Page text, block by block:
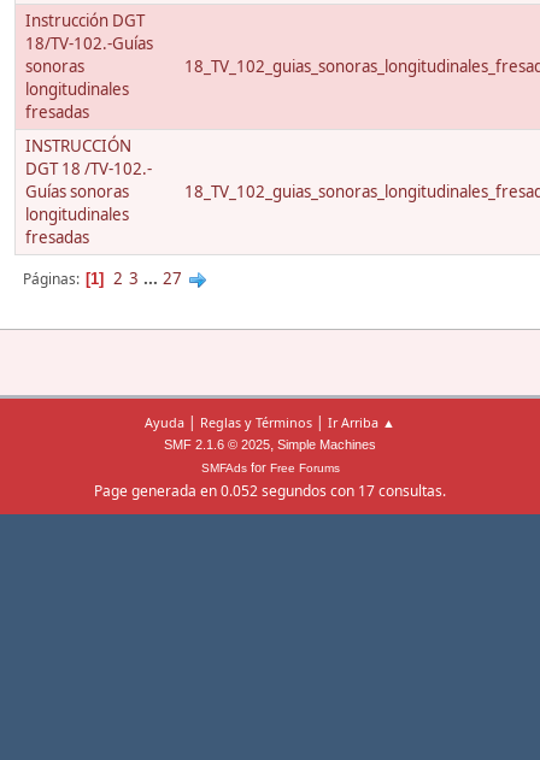
Instrucción DGT
18/TV-102.-Guías
sonoras
longitudinales
fresadas
INSTRUCCIÓN
DGT 18 /TV-102.-
Guías sonoras
longitudinales
fresadas
Páginas 1 2 3 ... 27
Ayuda | Reglas y Términos | Ir Arriba ▲
SMF 2.1.6 © 2025, Simple Machines
SMFAdsfor Free Forums
Page generada en 0.052 segundos con 17 consultas.